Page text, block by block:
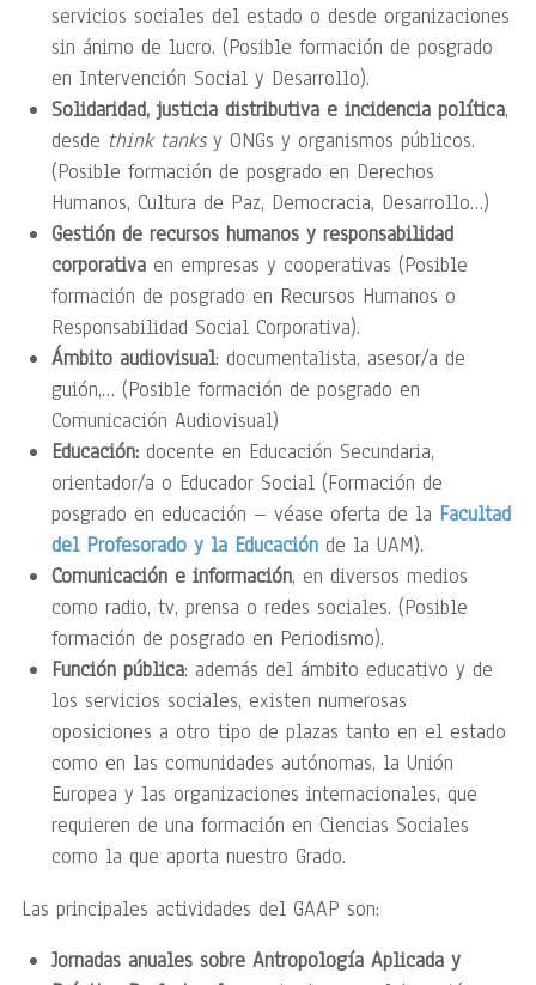
servicios sociales del estado o desde organizaciones
sin ánimo de lucro. (Posible formación de posgrado
en Intervención Social y Desarrollo).
Solidaridad, justicia distributiva e incidencia política,
desde think tanksy ONGs y organismos públicos.
(Posible formación de posgrado en Derechos
Humanos, Cultura de Paz, Democracia, Desarrollo…)
Gestión de recursos humanos y responsabilidad
corporativa en empresas y cooperativas (Posible
formación de posgrado en Recursos Humanos o
Responsabilidad Social Corporativa).
Ámbito audiovisual: documentalista, asesor/a de
guión,… (Posible formación de posgrado en
Comunicación Audiovisual)
Educación: docente en Educación Secundaria,
orientador/a o Educador Social (Formación de
posgrado en educación – véase oferta de la Facultad
del Profesorado y la Educación de la UAM).
Comunicación e información, en diversos medios
como radio, tv, prensa o redes sociales. (Posible
formación de posgrado en Periodismo).
Función pública: además del ámbito educativo y de
los servicios sociales, existen numerosas
oposiciones a otro tipo de plazas tanto en el estado
como en las comunidades autónomas, la Unión
Europea y las organizaciones internacionales, que
requieren de una formación en Ciencias Sociales
como la que aporta nuestro Grado.
Las principales actividades del GAAP son:
Jornadas anuales sobre Antropología Aplicada y